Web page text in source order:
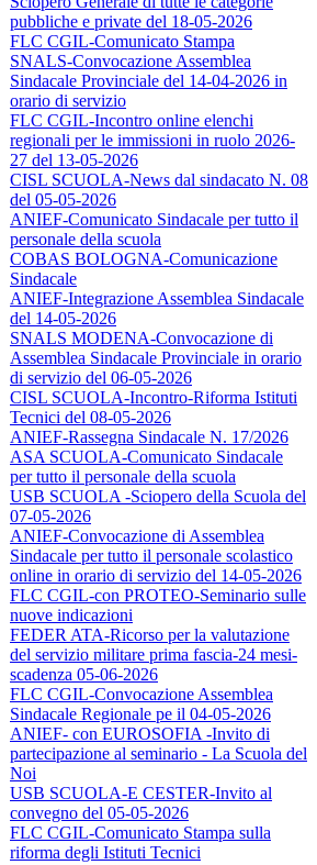
pubbliche e private del 18-05-2026
FLC CGIL-Comunicato Stampa
SNALS-Convocazione Assemblea
Sindacale Provinciale del 14-04-2026 in
orario di servizio
FLC CGIL-Incontro online elenchi
regionali per le immissioni in ruolo 2026-
27 del 13-05-2026
CISL SCUOLA-News dal sindacato N. 08
del 05-05-2026
ANIEF-Comunicato Sindacale per tutto il
personale della scuola
COBAS BOLOGNA-Comunicazione
Sindacale
ANIEF-Integrazione Assemblea Sindacale
del 14-05-2026
SNALS MODENA-Convocazione di
Assemblea Sindacale Provinciale in orario
di servizio del 06-05-2026
CISL SCUOLA-Incontro-Riforma Istituti
Tecnici del 08-05-2026
ANIEF-Rassegna Sindacale N. 17/2026
ASA SCUOLA-Comunicato Sindacale
per tutto il personale della scuola
USB SCUOLA -Sciopero della Scuola del
07-05-2026
ANIEF-Convocazione di Assemblea
Sindacale per tutto il personale scolastico
online in orario di servizio del 14-05-2026
FLC CGIL-con PROTEO-Seminario sulle
nuove indicazioni
FEDER ATA-Ricorso per la valutazione
del servizio militare prima fascia-24 mesi-
scadenza 05-06-2026
FLC CGIL-Convocazione Assemblea
Sindacale Regionale pe il 04-05-2026
ANIEF- con EUROSOFIA -Invito di
partecipazione al seminario - La Scuola del
Noi
USB SCUOLA-E CESTER-Invito al
convegno del 05-05-2026
FLC CGIL-Comunicato Stampa sulla
riforma degli Istituti Tecnici